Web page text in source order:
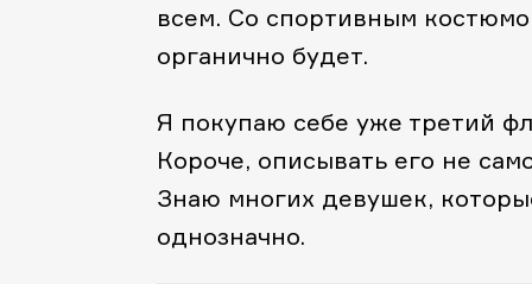
всем. Со спортивным
органично будет.
Я покупаю себе уже третий
Короче, описывать его не
Знаю многих девушек,
однозначно.